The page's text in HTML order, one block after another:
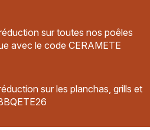
sur toutes nos poêles
avec le code CERAMETE
sur les planchas, grills et